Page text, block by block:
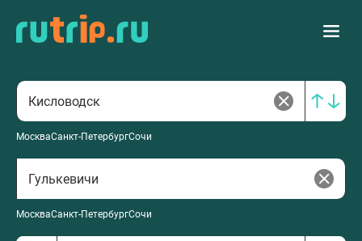
МоскваСанкт-ПетербургСочи
МоскваСанкт-ПетербургСочи